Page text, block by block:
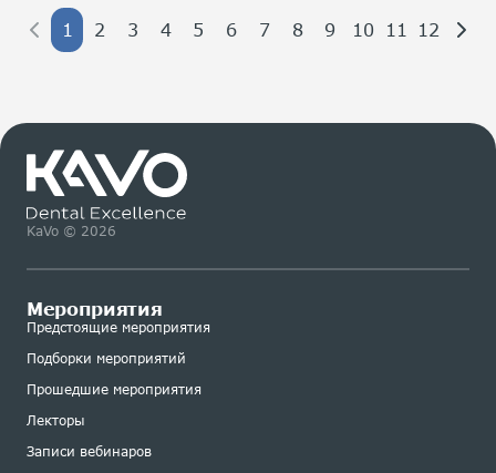
1 2 3 4 5 6 7 8 9 10 11 12
KaVo © 2026
Мероприятия
Предстоящие мероприятия
Подборки мероприятий
Прошедшие мероприятия
Лекторы
Записи вебинаров